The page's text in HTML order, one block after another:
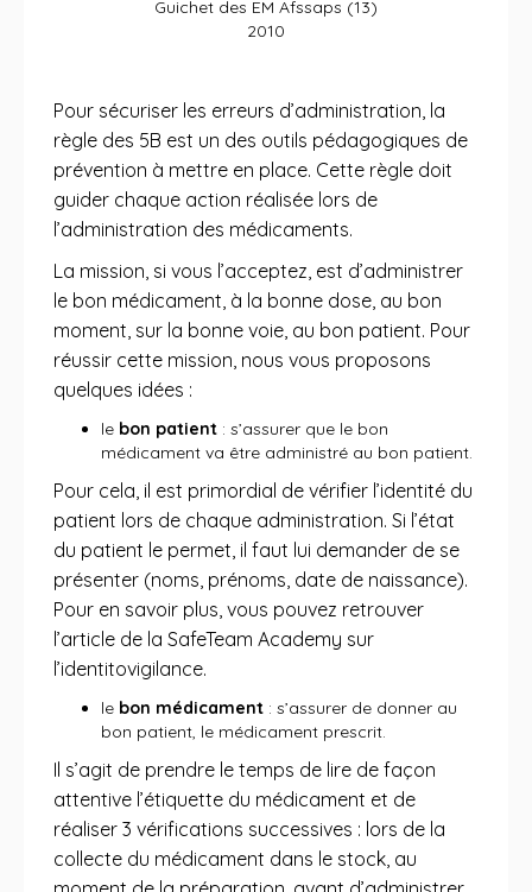
Guichet des EM Afssaps (13)
2010
Pour sécuriser les erreurs d’administration, la
règle des 5B est un des outils pédagogiques de
prévention à mettre en place. Cette règle doit
guider chaque action réalisée lors de
l’administration des médicaments.
La mission, si vous l’acceptez, est d’administrer
le bon médicament, à la bonne dose, au bon
moment, sur la bonne voie, au bon patient. Pour
réussir cette mission, nous vous proposons
quelques idées :
le bon patient : s’assurer que le bon
médicament va être administré au bon patient.
Pour cela, il est primordial de vérifier l’identité du
patient lors de chaque administration. Si l’état
du patient le permet, il faut lui demander de se
présenter (noms, prénoms, date de naissance).
Pour en savoir plus, vous pouvez retrouver
l’article de la SafeTeam Academy sur
l’identitovigilance.
le bon médicament : s’assurer de donner au
bon patient, le médicament prescrit.
Il s’agit de prendre le temps de lire de façon
attentive l’étiquette du médicament et de
réaliser 3 vérifications successives : lors de la
collecte du médicament dans le stock, au